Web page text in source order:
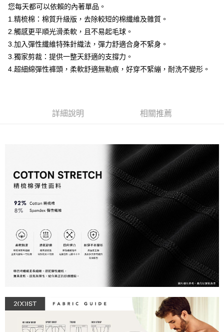
AFTEE先享後付
相關說明
【關於「AFTEE先享後付」】
便利好安心！
１．簡單：不需註冊會員、不需綁卡、不需儲值。
２．便利：只要手機號碼，簡訊認證，即可結帳。
３．安心：先確認商品／服務後，再付款。
結帳頁面，進行簡訊認證並確認金額後，即可完成結帳。
２．訂單成立數日內，您將收到繳費通知簡訊。
※ 請注意：結帳手續完成當下不需立刻繳費，但若您需要取消訂單，請聯絡
購買商品的店家。未經商家同意取消之訂單仍視為有效，需透過AFTEE先享
※ 交易是否成功請以「AFTEE先享後付 」之結帳頁面顯示為準，若有關於
是否繳費成功／繳費後需取消欲退款等相關疑問，請聯繫「AFTEE先享後付
客戶支援中心」 https://netprotections.freshdesk.com/support/home
【注意事項】
１．透過由恩沛科技股份有限公司提供之「AFTEE先享後付」服務完成之交
易，需依本服務之必要範圍內提供個人資料，並將交易相關給付款項請求債
權轉讓予恩沛科技股份有限公司。
２．關於個人資料處理事宜，請瀏覽以下網址：
https://aftee.tw/terms/#terms3
３．未成年的使用者請事先徵得法定代理人或監護人之同意方可使用
「AFTEE先享後付」，若未經同意申辦者引起之損失，本公司不負相關責
時審查核予不同之上限額度；若仍有額度不足之情形，本公司將視審查結果
請求用戶進行身份認證。
５．嚴禁一人註冊多個帳號或使用他人資訊註冊。若發現惡意使用之情形，
恩沛科技股份有限公司將有權停止該用戶之使用額度並採取法律行動。
ATM付款
運送方式
付款後全家取貨
每筆NT$80，滿NT$1,200(含以上)免運費
付款後7-11取貨
每筆NT$80，滿NT$1,200(含以上)免運費
宅配
每筆NT$85，滿NT$1,200(含以上)免運費
澎湖、金門、馬祖、小琉球、綠島、蘭嶼(郵局配送)
每筆NT$125
郵局快捷(隔天到貨，需先line@客服通知小編)
海外宅配 查看運費
您每天都可以依賴的內著單品。
1.精梳棉：棉質升級版，去除較短的棉纖維及雜質。
2.觸感更平順光滑柔軟，且不易起毛球。
3.加入彈性纖維特殊針織法，彈力舒適合身不緊身。
3.獨家剪裁：提供一整天舒適的支撐力。
4.超細綿彈性褲頭，柔軟舒適無勒痕，好穿不緊繃，耐洗不變形。
詳細說明 相關推薦